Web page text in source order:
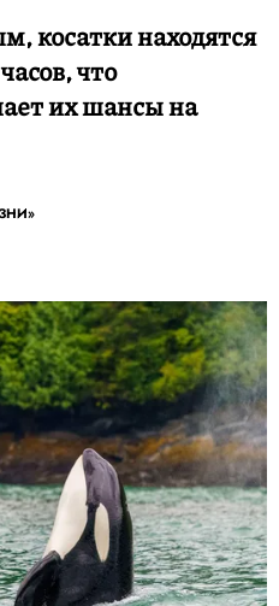
косатки находятся
что
их шансы на